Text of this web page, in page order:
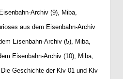
Archiv (9), Miba,
aus dem Eisenbahn-Archiv
Eisenbahn-Archiv (5), Miba,
Eisenbahn-Archiv (10), Miba,
Geschichte der Klv 01 und Klv